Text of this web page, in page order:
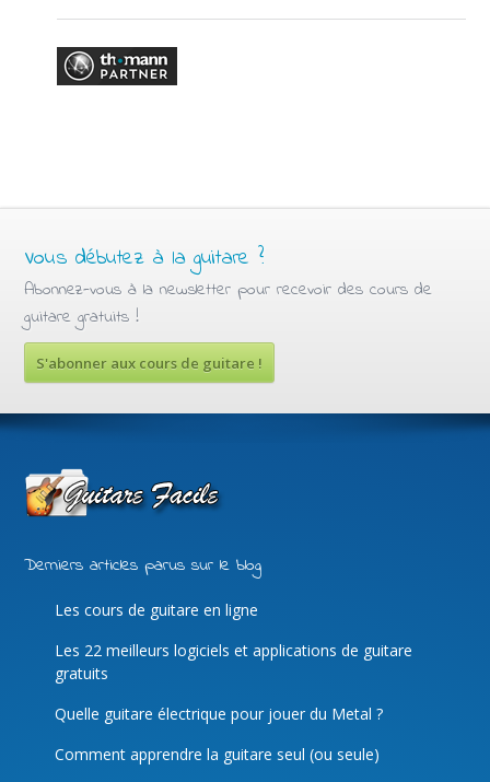
Vous débutez à la guitare ?
Abonnez-vous à la newsletter pour recevoir des cours de
guitare gratuits !
S'abonner aux cours de guitare !
Derniers articles parus sur le blog
Les cours de guitare en ligne
Les 22 meilleurs logiciels et applications de guitare
gratuits
Quelle guitare électrique pour jouer du Metal ?
Comment apprendre la guitare seul (ou seule)